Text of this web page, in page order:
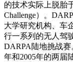
的技术实际上脱胎
Challenge）。
大学研究机构、车
行一系列的无人驾
DARPA陆地挑战
年和2005年的两届